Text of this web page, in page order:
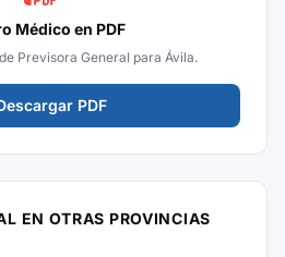
Médico en PDF
Previsora General para Ávila.
PDF
EN OTRAS PROVINCIAS